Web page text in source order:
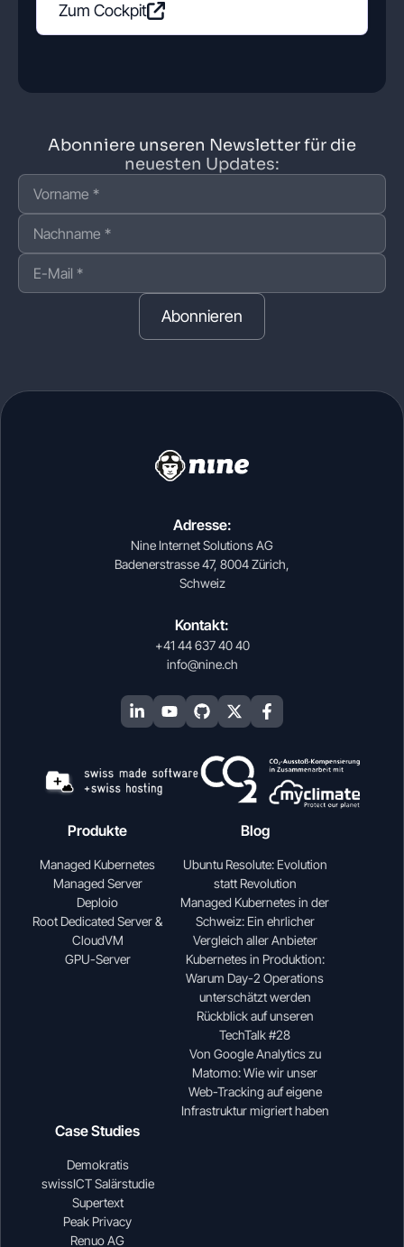
Zum Cockpit
Abonniere unseren Newsletter für die
neuesten Updates:
Abonnieren
Adresse:
Nine Internet Solutions AG
Badenerstrasse 47, 8004 Zürich,
Schweiz
Kontakt:
+41 44 637 40 40
info@nine.ch
Produkte
Managed Kubernetes
Managed Server
Deploio
Root Dedicated Server &
CloudVM
GPU-Server
Blog
Ubuntu Resolute: Evolution
statt Revolution
Managed Kubernetes in der
Schweiz: Ein ehrlicher
Vergleich aller Anbieter
Kubernetes in Produktion:
Warum Day-2 Operations
unterschätzt werden
Rückblick auf unseren
TechTalk #28
Von Google Analytics zu
Matomo: Wie wir unser
Web-Tracking auf eigene
Infrastruktur migriert haben
Case Studies
Demokratis
swissICT Salärstudie
Supertext
Peak Privacy
Renuo AG